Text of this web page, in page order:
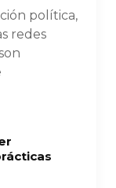
política,
redes